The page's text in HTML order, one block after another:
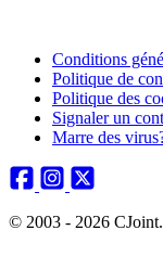
Conditions
Politique de
Politique des
Signaler un
Marre des
© 2003 - 2026